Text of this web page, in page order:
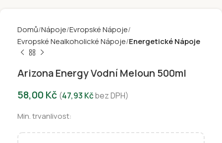
Domů Nápoje Evropské Nápoje
Evropské Nealkoholické Nápoje Energetické Nápoje
Arizona Energy Vodní Meloun 500ml
58,00 Kč (47,93 Kčbez DPH)
Min. trvanlivost: